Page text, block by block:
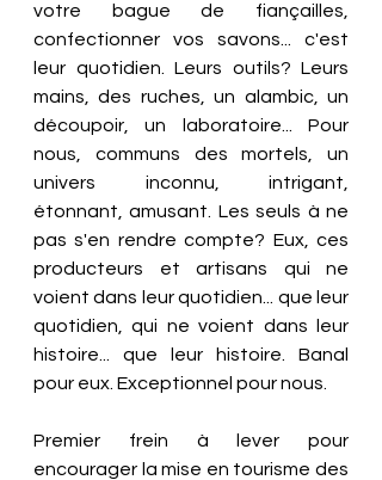
votre bague de fiançailles,
confectionner vos savons... c'est
leur quotidien. Leurs outils? Leurs
mains, des ruches, un alambic, un
découpoir, un laboratoire... Pour
nous, communs des mortels, un
univers inconnu, intrigant,
étonnant, amusant. Les seuls à ne
pas s'en rendre compte? Eux, ces
producteurs et artisans qui ne
voient dans leur quotidien... que leur
quotidien, qui ne voient dans leur
histoire... que leur histoire. Banal
pour eux. Exceptionnel pour nous.
Premier frein à lever pour
encourager la mise en tourisme des